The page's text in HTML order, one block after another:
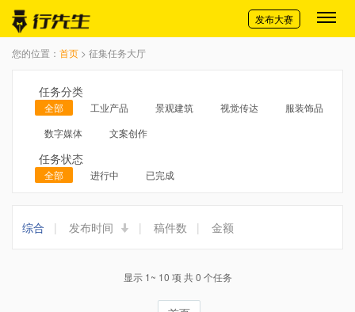
切换导航
发布大赛
您的位置： 首页 > 征集任务大厅
任务分类
全部 工业产品 景观建筑 视觉传达
服装饰品
数字媒体
文案创作
任务状态
全部 进行中 已完成
综合 | 发布时间 | 稿件数 | 金额
显示 1~ 10 项 共 0 个任务